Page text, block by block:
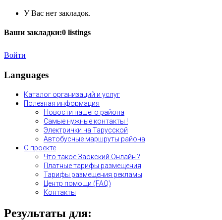
У Вас нет закладок.
Ваши закладки:0 listings
Войти
Languages
Каталог организаций и услуг
Полезная информация
Новости нашего района
Самые нужные контакты !
Электрички на Тарусской
Автобусные маршруты района
О проекте
Что такое Заокский.Онлайн ?
Платные тарифы размещения
Тарифы размещения рекламы
Центр помощи (FAQ)
Контакты
Результаты для: